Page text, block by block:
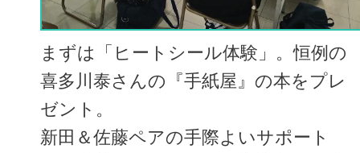
まずは「ヒートシール体験」。恒例の
喜多川泰さんの『手紙屋』の本をプレ
ゼント。
新田＆佐藤ペアの手際よいサポート